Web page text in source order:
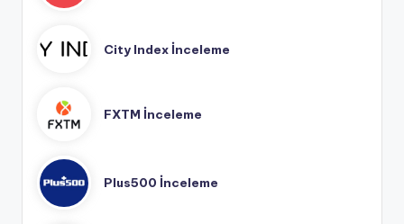
City Index İnceleme
FXTM İnceleme
Plus500 İnceleme